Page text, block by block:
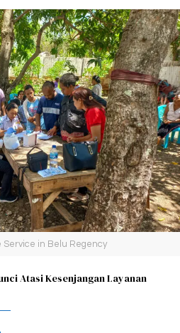
Service in Belu Regency
Atasi Kesenjangan Layanan